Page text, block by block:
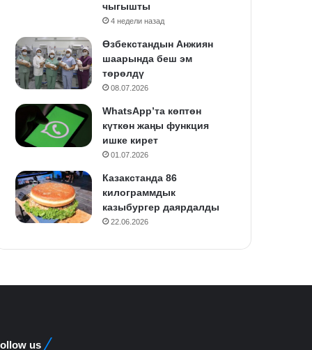
чыгышты
4 недели назад
Өзбекстандын Анжиян
шаарында беш эм
төрөлдү
08.07.2026
WhatsApp’та көптөн
күткөн жаңы функция
ишке кирет
01.07.2026
Казакстанда 86
килограммдык
казыбургер даярдалды
22.06.2026
us